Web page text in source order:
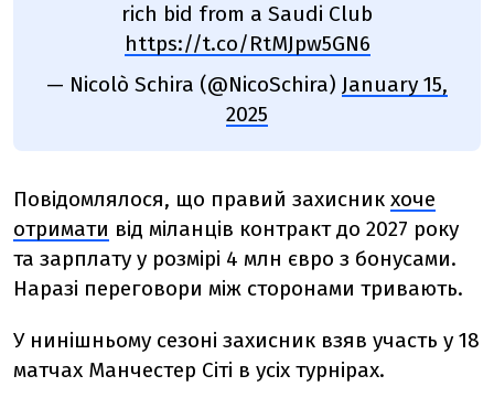
rich bid from a Saudi Club
https://t.co/RtMJpw5GN6
— Nicolò Schira (@NicoSchira) January 15,
2025
Повідомлялося, що правий захисник хоче
отримати від міланців контракт до 2027 року
та зарплату у розмірі 4 млн євро з бонусами.
Наразі переговори між сторонами тривають.
У нинішньому сезоні захисник взяв участь у 18
матчах Манчестер Сіті в усіх турнірах.